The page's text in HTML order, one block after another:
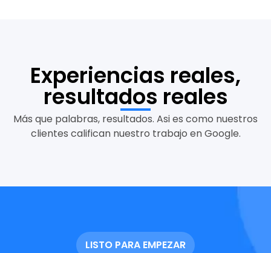
Experiencias reales,
resultados reales
Más que palabras, resultados. Asi es como nuestros
clientes califican nuestro trabajo en Google.
LISTO PARA EMPEZAR